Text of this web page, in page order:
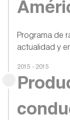
Programa de
actualidad y
2015 - 2015